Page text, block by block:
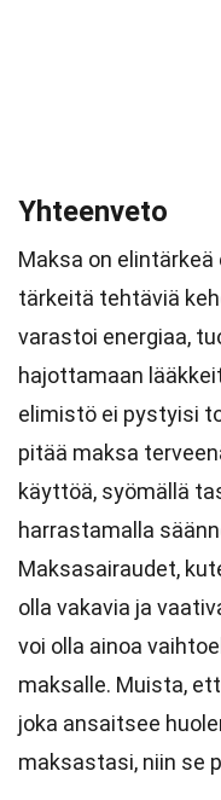
Yhteenveto
Maksa on
tärkeitä tehtäviä
varastoi energiaa,
hajottamaan
elimistö ei pystyisi
pitää maksa
käyttöä, syömällä
harrastamalla
Maksasairaudet,
olla vakavia ja
voi olla ainoa
maksalle. Muista,
joka ansaitsee
maksastasi, niin se